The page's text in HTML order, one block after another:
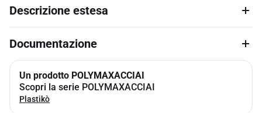
Descrizione estesa
Documentazione
Un prodotto POLYMAXACCIAI
Scopri la serie POLYMAXACCIAI
Plastikò